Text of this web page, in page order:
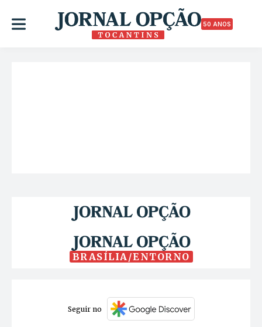
50 ANOS
BRASÍLIA/ENTORNO
Seguir no